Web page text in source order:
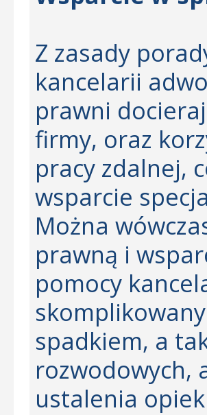
Z zasady
kancelarii
prawni
firmy, oraz
pracy zdalnej,
wsparcie
Można
prawną i
pomocy
spadkiem, a
rozwodowych,
ustalenia